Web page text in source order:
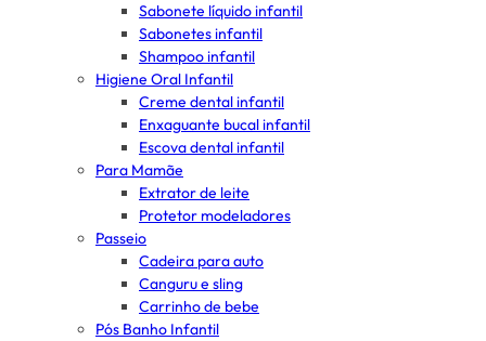
Sabonete líquido infantil
Sabonetes infantil
Shampoo infantil
Higiene Oral Infantil
Creme dental infantil
Enxaguante bucal infantil
Escova dental infantil
Para Mamãe
Extrator de leite
Protetor modeladores
Passeio
Cadeira para auto
Canguru e sling
Carrinho de bebe
Pós Banho Infantil